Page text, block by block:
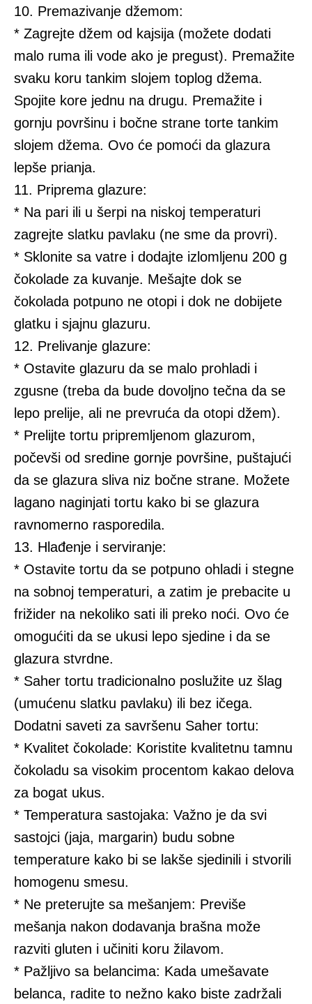
10. Premazivanje džemom:
* Zagrejte džem od kajsija (možete dodati
malo ruma ili vode ako je pregust). Premažite
svaku koru tankim slojem toplog džema.
Spojite kore jednu na drugu. Premažite i
gornju površinu i bočne strane torte tankim
slojem džema. Ovo će pomoći da glazura
lepše prianja.
11. Priprema glazure:
* Na pari ili u šerpi na niskoj temperaturi
zagrejte slatku pavlaku (ne sme da provri).
* Sklonite sa vatre i dodajte izlomljenu 200 g
čokolade za kuvanje. Mešajte dok se
čokolada potpuno ne otopi i dok ne dobijete
glatku i sjajnu glazuru.
12. Prelivanje glazure:
* Ostavite glazuru da se malo prohladi i
zgusne (treba da bude dovoljno tečna da se
lepo prelije, ali ne prevruća da otopi džem).
* Prelijte tortu pripremljenom glazurom,
počevši od sredine gornje površine, puštajući
da se glazura sliva niz bočne strane. Možete
lagano naginjati tortu kako bi se glazura
ravnomerno rasporedila.
13. Hlađenje i serviranje:
* Ostavite tortu da se potpuno ohladi i stegne
na sobnoj temperaturi, a zatim je prebacite u
frižider na nekoliko sati ili preko noći. Ovo će
omogućiti da se ukusi lepo sjedine i da se
glazura stvrdne.
* Saher tortu tradicionalno poslužite uz šlag
(umućenu slatku pavlaku) ili bez ičega.
Dodatni saveti za savršenu Saher tortu:
* Kvalitet čokolade: Koristite kvalitetnu tamnu
čokoladu sa visokim procentom kakao delova
za bogat ukus.
* Temperatura sastojaka: Važno je da svi
sastojci (jaja, margarin) budu sobne
temperature kako bi se lakše sjedinili i stvorili
homogenu smesu.
* Ne preterujte sa mešanjem: Previše
mešanja nakon dodavanja brašna može
razviti gluten i učiniti koru žilavom.
* Pažljivo sa belancima: Kada umešavate
belanca, radite to nežno kako biste zadržali